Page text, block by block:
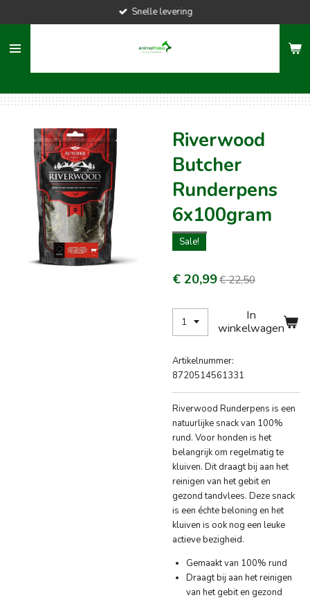
naar
hoofdinhoud
Snelle levering
Riverwood
Butcher
Runderpens
6x100gram
Sale!
€ 20,99€ 22,50
In
winkelwagen
Artikelnummer:
8720514561331
Riverwood Runderpens is een
natuurlijke snack van 100%
rund. Voor honden is het
belangrijk om regelmatig te
kluiven. Dit draagt bij aan het
reinigen van het gebit en
gezond tandvlees. Deze snack
is een échte beloning en het
kluiven is ook nog een leuke
actieve bezigheid.
Gemaakt van 100% rund
Draagt bij aan het reinigen
van het gebit en gezond